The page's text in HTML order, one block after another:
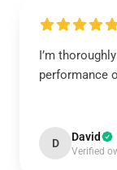
I’m
performance
D David
Verified